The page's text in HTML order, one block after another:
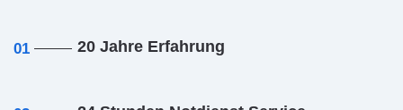
01 20 Jahre Erfahrung